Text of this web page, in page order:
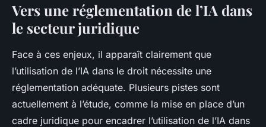
Vers une réglementation de l’IA dans
le secteur juridique
Face à ces enjeux, il apparaît clairement que
l’utilisation de l’IA dans le droit nécessite une
réglementation adéquate. Plusieurs pistes sont
actuellement à l’étude, comme la mise en place d’un
cadre juridique pour encadrer l’utilisation de l’IA dans